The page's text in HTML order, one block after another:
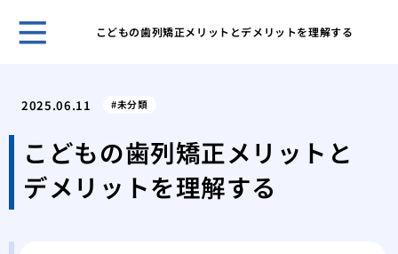
こどもの歯列矯正メリットとデメリットを理解する
2025.06.11 未分類
こどもの歯列矯正メリットと
デメリットを理解する